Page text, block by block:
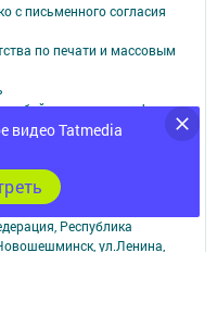
видео Tatmedia
с письменного согласия
по печати и массовым
по надзору в сфере
коммуникаций
от 07.10.2025
Email:
Республика
ул.Ленина,